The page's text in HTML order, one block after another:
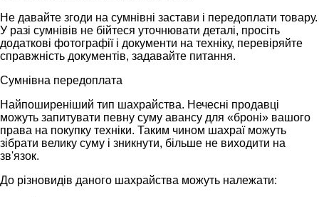
Не давайте згоди на сумнівні застави і передоплати товару.
У разі сумнівів не бійтеся уточнювати деталі, просіть
додаткові фотографії і документи на техніку, перевіряйте
справжність документів, задавайте питання.
Сумнівна передоплата
Найпоширеніший тип шахрайства. Нечесні продавці
можуть запитувати певну суму авансу для «броні» вашого
права на покупку техніки. Таким чином шахраї можуть
зібрати велику суму і зникнути, більше не виходити на
зв'язок.
До різновидів даного шахрайства можуть належати: